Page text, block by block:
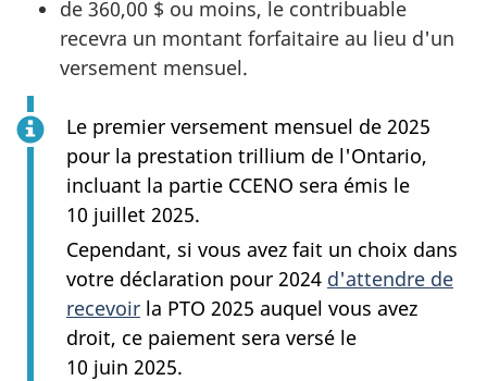
de 360,00 $ ou moins, le contribuable
recevra un montant forfaitaire au lieu d'un
versement mensuel.
Le premier versement mensuel de 2025
pour la prestation trillium de l'Ontario,
incluant la partie CCENO sera émis le
10 juillet 2025.
Cependant, si vous avez fait un choix dans
votre déclaration pour 2024 d'attendre de
recevoir la PTO 2025 auquel vous avez
droit, ce paiement sera versé le
10 juin 2025.